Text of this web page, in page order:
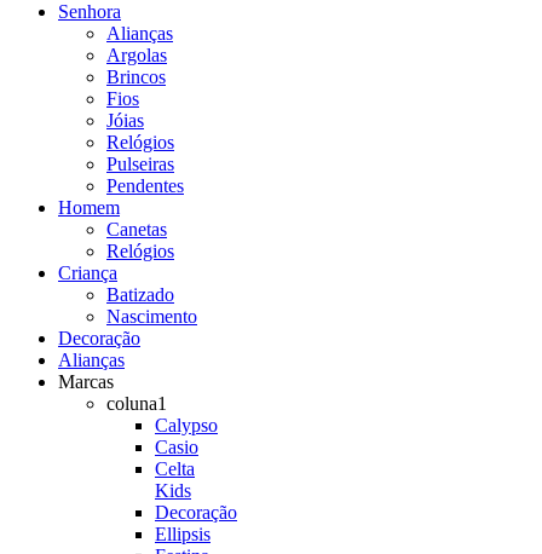
Senhora
Alianças
Argolas
Brincos
Fios
Jóias
Relógios
Pulseiras
Pendentes
Homem
Canetas
Relógios
Criança
Batizado
Nascimento
Decoração
Alianças
Marcas
coluna1
Calypso
Casio
Celta
Kids
Decoração
Ellipsis